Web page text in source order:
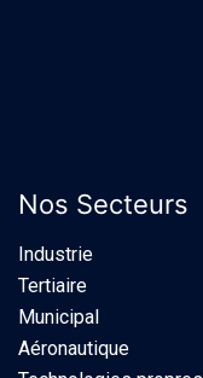
Nos Secteurs
Industrie​
Tertiaire
Municipal
Aéronautique